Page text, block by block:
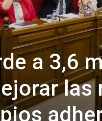
a 3,6
las